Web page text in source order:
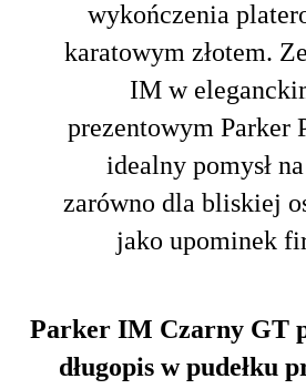
wykończenia
karatowym złotem.
IM w
prezentowym Parker
idealny pomysł
zarówno dla bliskiej
jako upominek
Parker IM Czarny GT
długopis w pudełku